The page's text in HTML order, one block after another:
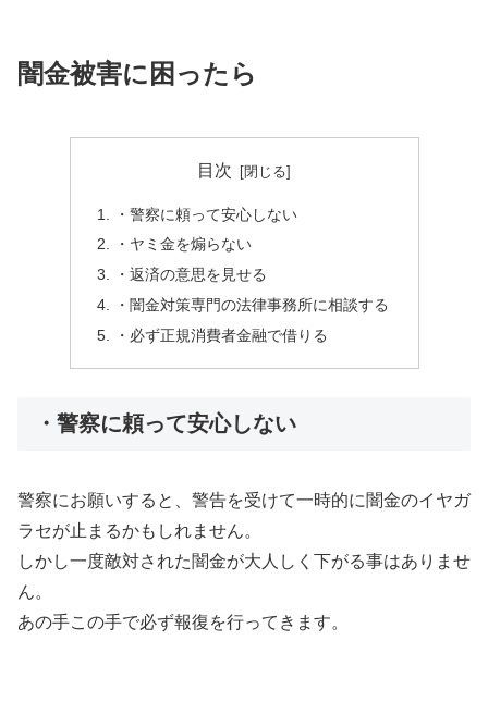
闇金被害に困ったら
目次
・警察に頼って安心しない
・ヤミ金を煽らない
・返済の意思を見せる
・闇金対策専門の法律事務所に相談する
・必ず正規消費者金融で借りる
・警察に頼って安心しない
警察にお願いすると、警告を受けて一時的に闇金のイヤガ
ラセが止まるかもしれません。
しかし一度敵対された闇金が大人しく下がる事はありませ
ん。
あの手この手で必ず報復を行ってきます。